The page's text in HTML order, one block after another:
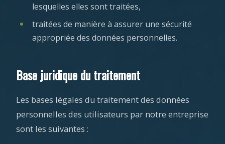
lesquelles elles sont traitées,
traitées de manière à assurer une sécurité
appropriée des données personnelles.
Base juridique du traitement
Les bases légales du traitement des données
personnelles des utilisateurs par notre entreprise
sont les suivantes :